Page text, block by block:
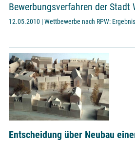
Bewerbungsverfahren der Stadt
12.05.2010 | Wettbewerbe nach RPW:
Entscheidung über Neubau